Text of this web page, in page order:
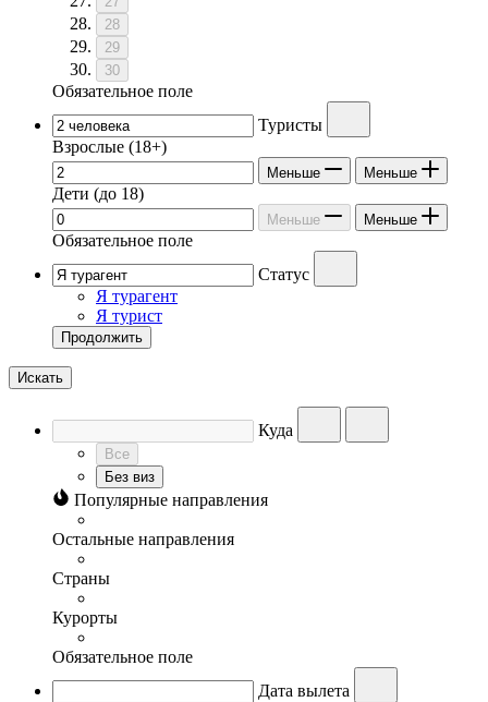
28
29
30
Обязательное поле
Туристы
Взрослые (18+)
Меньше Меньше
Дети (до 18)
Меньше Меньше
Обязательное поле
Статус
Я турагент
Я турист
Продолжить
Искать
Куда
Все
Без виз
Популярные направления
Остальные направления
Страны
Курорты
Обязательное поле
Дата вылета